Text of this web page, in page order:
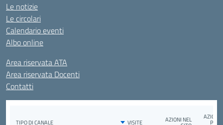
Le notizie
Le circolari
Calendario eventi
Albo online
Area riservata ATA
Area riservata Docenti
Contatti